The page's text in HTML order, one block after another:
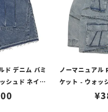
ド デニム バミ
シュド ネイビ
ノーマニュアル
ケット - ウォッ
¥